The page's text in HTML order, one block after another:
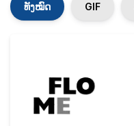
ທັງໝົດ GIF